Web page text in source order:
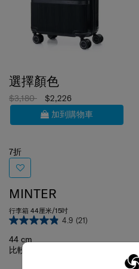
選擇顏色
$3,180
$2,226
加到購物車
7折
MINTER
行李箱 44厘米/15吋
4.9 (21)
44 cm
比較